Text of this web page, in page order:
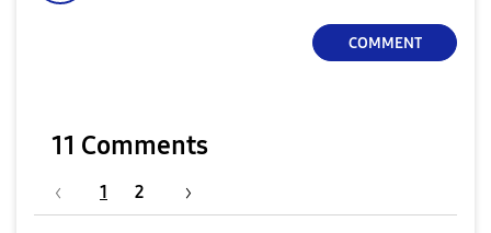
COMMENT
11 Comments
1 2